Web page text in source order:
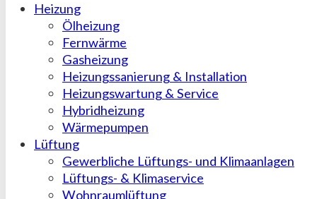
Heizung
Ölheizung
Fernwärme
Gasheizung
Heizungssanierung & Installation
Heizungswartung & Service
Hybridheizung
Wärmepumpen
Lüftung
Gewerbliche Lüftungs- und Klimaanlagen
Lüftungs- & Klimaservice
Wohnraumlüftung